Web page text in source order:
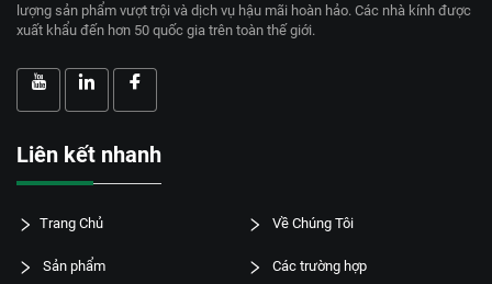
lượng sản phẩm vượt trội và dịch vụ hậu mãi hoàn hảo. Các nhà kính được
xuất khẩu đến hơn 50 quốc gia trên toàn thế giới.
Liên kết nhanh
Trang Chủ Về Chúng Tôi
Sản phẩm Các trường hợp